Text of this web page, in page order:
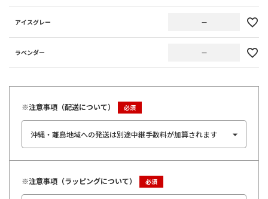
アイスグレー —
ラベンダー —
※注意事項（配送について）
※注意事項（ラッピングについて）